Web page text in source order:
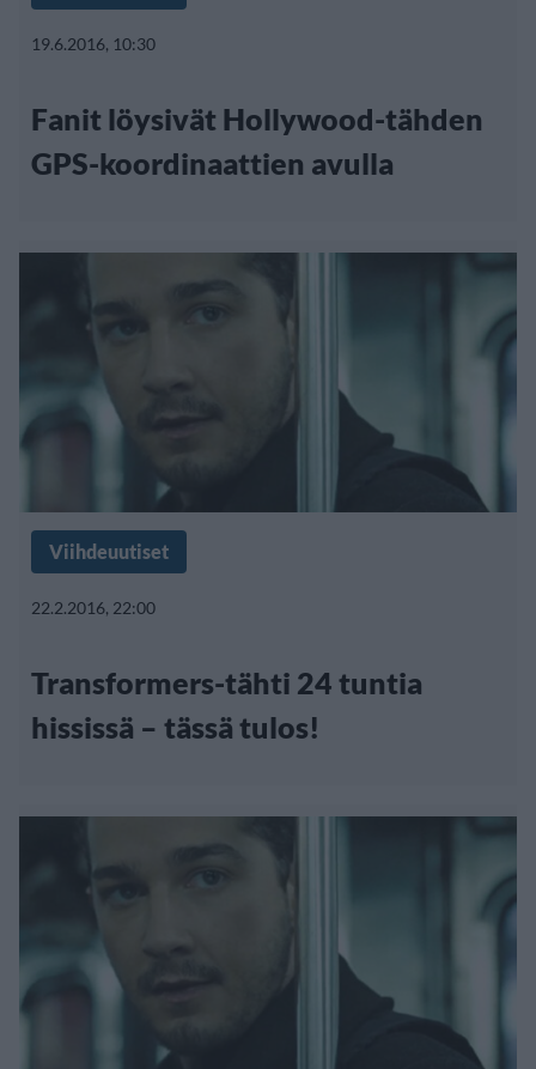
19.6.2016, 10:30
Fanit löysivät Hollywood-tähden
GPS-koordinaattien avulla
Viihdeuutiset
22.2.2016, 22:00
Transformers-tähti 24 tuntia
hississä – tässä tulos!